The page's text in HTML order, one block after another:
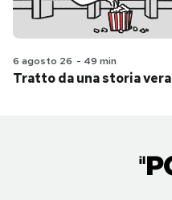
6 agosto 26 - 49 min
Tratto da una storia vera